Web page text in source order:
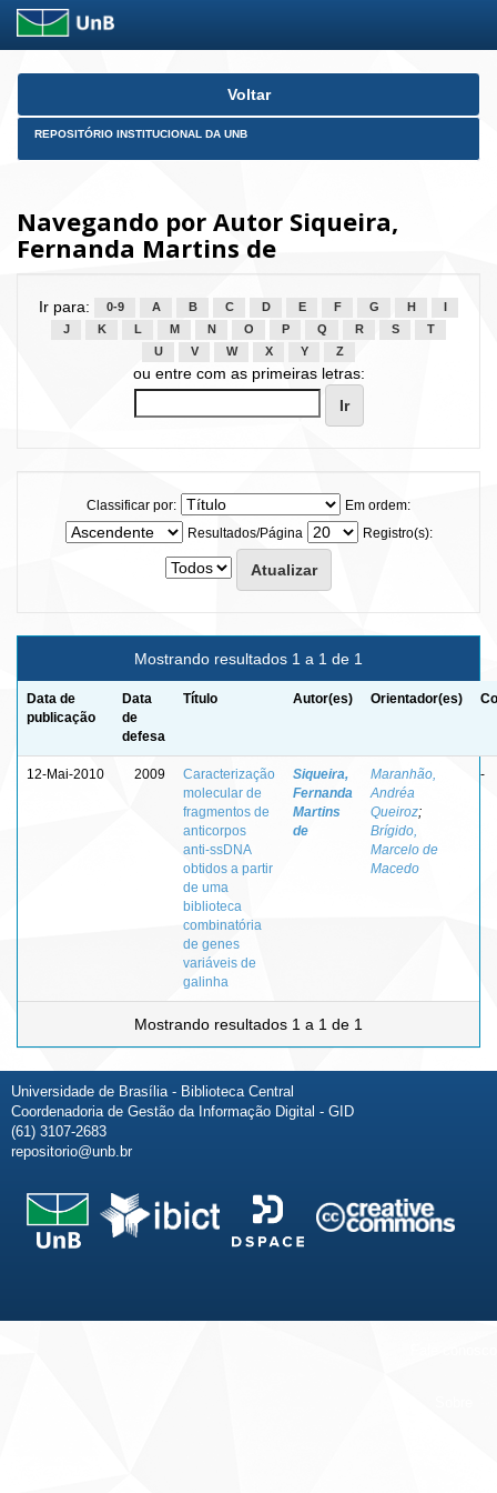
Skip
Voltar
REPOSITÓRIO INSTITUCIONAL DA UNB
Navegando por Autor Siqueira,
Fernanda Martins de
Ir para: 0-9 A B C D E F G H
J
K L M N O P Q R S
T
U
V W X Y Z
ou entre com as primeiras letras:
Classificar por:
Em ordem:
Resultados/Página
Registro(s):
Mostrando resultados 1 a 1 de 1
Data de
publicação
Data
de
defesa
Título Autor(es) Orientador(es)
12-Mai-2010 2009
Caracterização
molecular de
fragmentos de
anticorpos
anti-ssDNA
obtidos a partir
de uma
biblioteca
combinatória
de genes
variáveis de
galinha
Siqueira,
Fernanda
Martins
de
Maranhão,
Andréa
Queiroz;
Brígido,
Marcelo de
Macedo
-
Mostrando resultados 1 a 1 de 1
Universidade de Brasília - Biblioteca Central
Coordenadoria de Gestão da Informação Digital - GID
(61) 3107-2683
repositorio@unb.br